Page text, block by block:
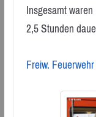
Insgesamt
2,5 Stunden
Freiw.